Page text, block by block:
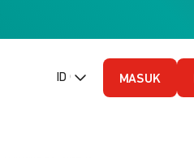
ID (Bahasa Indonesia)
MASUK